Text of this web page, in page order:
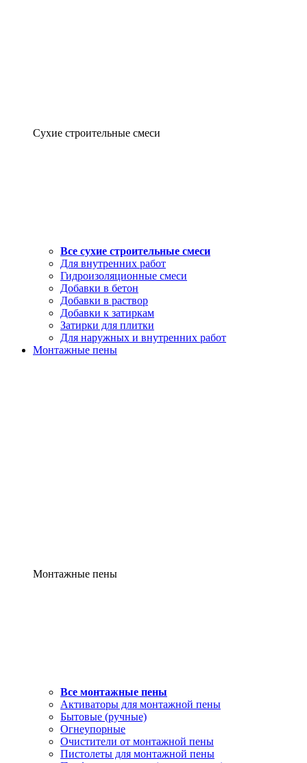
Сухие строительные смеси
Все сухие строительные смеси
Для внутренних работ
Гидроизоляционные смеси
Добавки в бетон
Добавки в раствор
Добавки к затиркам
Затирки для плитки
Для наружных и внутренних работ
Монтажные пены
Монтажные пены
Все монтажные пены
Активаторы для монтажной пены
Бытовые (ручные)
Огнеупорные
Очистители от монтажной пены
Пистолеты для монтажной пены